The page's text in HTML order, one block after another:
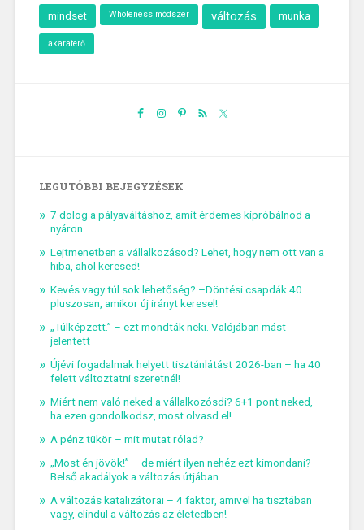
mindset Wholeness módszer változás munka
akaraterő
LEGUTÓBBI BEJEGYZÉSEK
7 dolog a pályaváltáshoz, amit érdemes kipróbálnod a
nyáron
Lejtmenetben a vállalkozásod? Lehet, hogy nem ott van a
hiba, ahol keresed!
Kevés vagy túl sok lehetőség? –Döntési csapdák 40
pluszosan, amikor új irányt keresel!
„Túlképzett.” – ezt mondták neki. Valójában mást
jelentett
Újévi fogadalmak helyett tisztánlátást 2026-ban – ha 40
felett változtatni szeretnél!
Miért nem való neked a vállalkozósdi? 6+1 pont neked,
ha ezen gondolkodsz, most olvasd el!
A pénz tükör – mit mutat rólad?
„Most én jövök!” – de miért ilyen nehéz ezt kimondani?
Belső akadályok a változás útjában
A változás katalizátorai – 4 faktor, amivel ha tisztában
vagy, elindul a változás az életedben!